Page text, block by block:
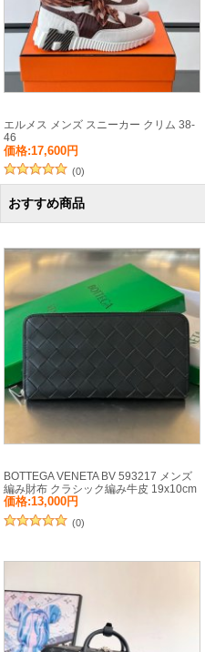
エルメス メンズ スニーカー クリム 38-
46
価格:17,600円
(0)
おすすめ商品
BOTTEGA VENETA BV 593217 メンズ
編み財布 クラシック編み牛皮 19x10cm
サイズ:19x10cm
価格:13,000円
(0)